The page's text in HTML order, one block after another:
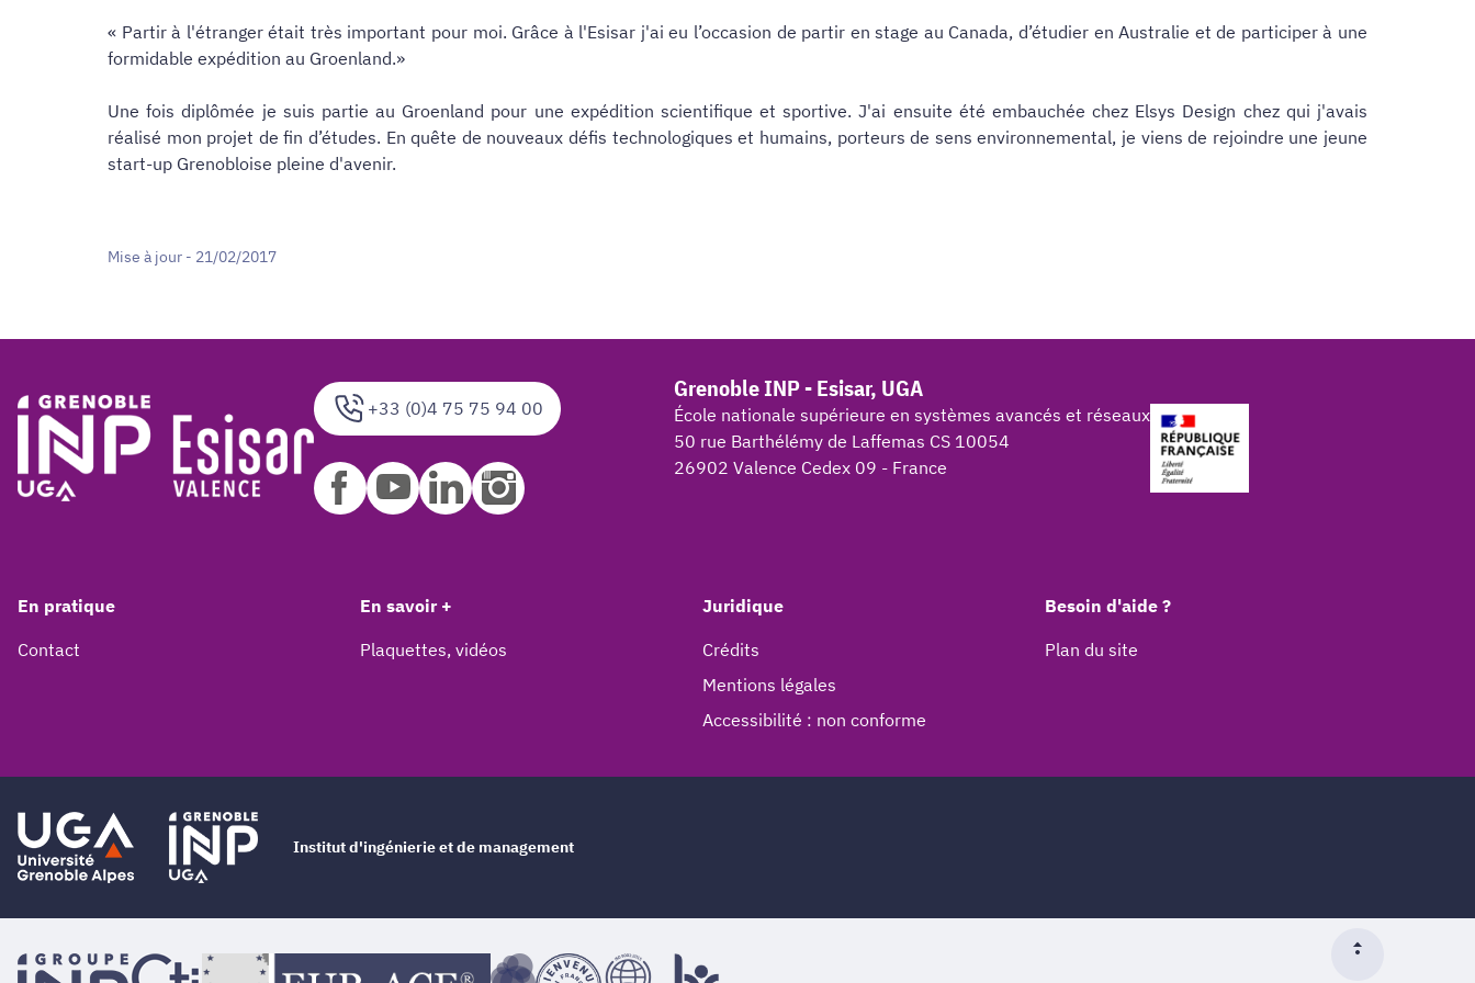
« Partir à l'étranger était très important pour moi. Grâce à l'Esisar j'ai eu l’occasion de partir en stage au Canada, d’étudier en Australie et de participer à une
formidable expédition au Groenland.»
Une fois diplômée je suis partie au Groenland pour une expédition scientifique et sportive. J'ai ensuite été embauchée chez Elsys Design chez qui j'avais
réalisé mon projet de fin d’études. En quête de nouveaux défis technologiques et humains, porteurs de sens environnemental, je viens de rejoindre une jeune
start-up Grenobloise pleine d'avenir.
Mise à jour - 21/02/2017
+33 (0)4 75 75 94 00
Grenoble INP - Esisar, UGA
École nationale supérieure en systèmes avancés et réseaux
50 rue Barthélémy de Laffemas CS 10054
26902 Valence Cedex 09 - France
En pratique
Contact
En savoir +
Plaquettes, vidéos
Juridique
Crédits
Mentions légales
Accessibilité : non conforme
Besoin d'aide ?
Plan du site
Institut d'ingénierie et de management